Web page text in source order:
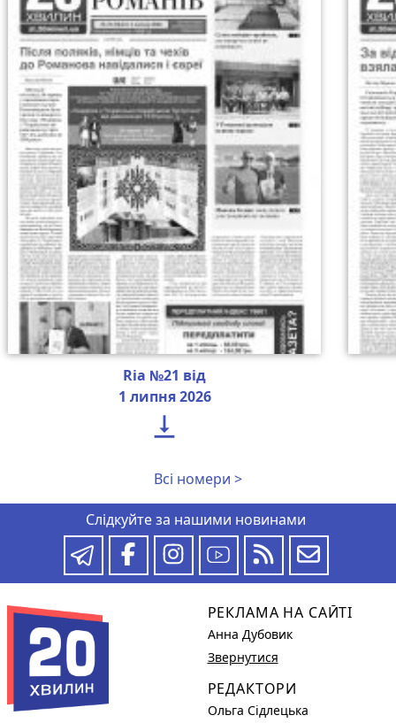
Ria №21 від
1 липня 2026

Всі номери >
Слідкуйте за нашими новинами
РЕКЛАМА НА САЙТІ
Анна Дубовик
Звернутися
РЕДАКТОРИ
Ольга Сідлецька